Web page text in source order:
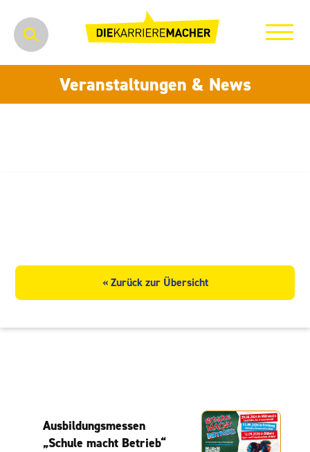
Veranstaltungen & News
« Zurück zur Übersicht
Ausbildungsmessen
„Schule macht Betrieb“